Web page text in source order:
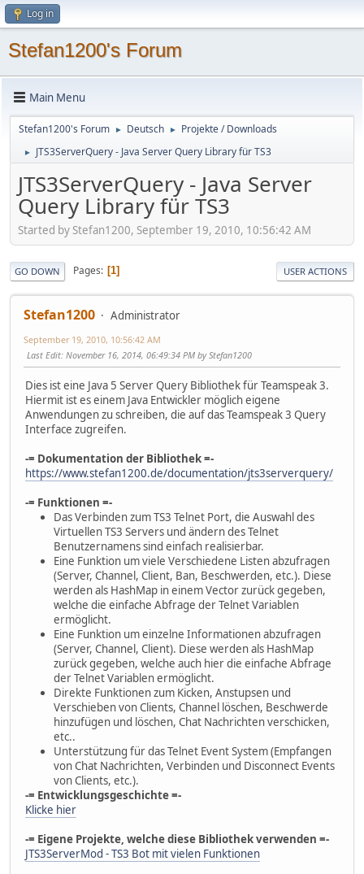
Log in
Stefan1200's Forum
Main Menu
Stefan1200's Forum ► Deutsch ► Projekte / Downloads
► JTS3ServerQuery - Java Server Query Library für TS3
JTS3ServerQuery - Java Server
Query Library für TS3
Started by Stefan1200, September 19, 2010, 10:56:42 AM
GO DOWN Pages 1 USER ACTIONS
Stefan1200 Administrator
September 19, 2010, 10:56:42 AM
Last Edit: November 16, 2014, 06:49:34 PM by Stefan1200
Dies ist eine Java 5 Server Query Bibliothek für Teamspeak 3.
Hiermit ist es einem Java Entwickler möglich eigene
Anwendungen zu schreiben, die auf das Teamspeak 3 Query
Interface zugreifen.
-= Dokumentation der Bibliothek =-
https://www.stefan1200.de/documentation/jts3serverquery/
-= Funktionen =-
Das Verbinden zum TS3 Telnet Port, die Auswahl des
Virtuellen TS3 Servers und ändern des Telnet
Benutzernamens sind einfach realisierbar.
Eine Funktion um viele Verschiedene Listen abzufragen
(Server, Channel, Client, Ban, Beschwerden, etc.). Diese
werden als HashMap in einem Vector zurück gegeben,
welche die einfache Abfrage der Telnet Variablen
ermöglicht.
Eine Funktion um einzelne Informationen abzufragen
(Server, Channel, Client). Diese werden als HashMap
zurück gegeben, welche auch hier die einfache Abfrage
der Telnet Variablen ermöglicht.
Direkte Funktionen zum Kicken, Anstupsen und
Verschieben von Clients, Channel löschen, Beschwerde
hinzufügen und löschen, Chat Nachrichten verschicken,
etc..
Unterstützung für das Telnet Event System (Empfangen
von Chat Nachrichten, Verbinden und Disconnect Events
von Clients, etc.).
-= Entwicklungsgeschichte =-
Klicke hier
-= Eigene Projekte, welche diese Bibliothek verwenden =-
JTS3ServerMod - TS3 Bot mit vielen Funktionen